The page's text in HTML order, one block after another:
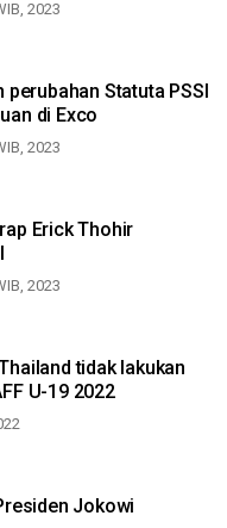
2023
Statuta PSSI
di Exco
2023
Erick Thohir
2023
tidak lakukan
U-19 2022
Jokowi